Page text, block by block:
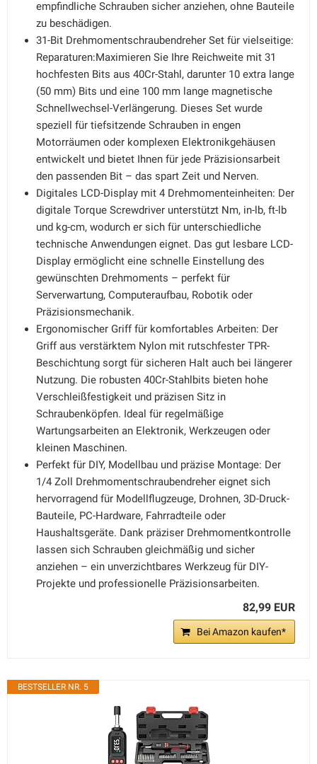
empfindliche Schrauben sicher anziehen, ohne Bauteile
zu beschädigen.
31-Bit Drehmomentschraubendreher Set für vielseitige:
Reparaturen:Maximieren Sie Ihre Reichweite mit 31
hochfesten Bits aus 40Cr-Stahl, darunter 10 extra lange
(50 mm) Bits und eine 100 mm lange magnetische
Schnellwechsel-Verlängerung. Dieses Set wurde
speziell für tiefsitzende Schrauben in engen
Motorräumen oder komplexen Elektronikgehäusen
entwickelt und bietet Ihnen für jede Präzisionsarbeit
den passenden Bit – das spart Zeit und Nerven.
Digitales LCD-Display mit 4 Drehmomenteinheiten: Der
digitale Torque Screwdriver unterstützt Nm, in-lb, ft-lb
und kg-cm, wodurch er sich für unterschiedliche
technische Anwendungen eignet. Das gut lesbare LCD-
Display ermöglicht eine schnelle Einstellung des
gewünschten Drehmoments – perfekt für
Serverwartung, Computeraufbau, Robotik oder
Präzisionsmechanik.
Ergonomischer Griff für komfortables Arbeiten: Der
Griff aus verstärktem Nylon mit rutschfester TPR-
Beschichtung sorgt für sicheren Halt auch bei längerer
Nutzung. Die robusten 40Cr-Stahlbits bieten hohe
Verschleißfestigkeit und präzisen Sitz in
Schraubenköpfen. Ideal für regelmäßige
Wartungsarbeiten an Elektronik, Werkzeugen oder
kleinen Maschinen.
Perfekt für DIY, Modellbau und präzise Montage: Der
1/4 Zoll Drehmomentschraubendreher eignet sich
hervorragend für Modellflugzeuge, Drohnen, 3D-Druck-
Bauteile, PC-Hardware, Fahrradteile oder
Haushaltsgeräte. Dank präziser Drehmomentkontrolle
lassen sich Schrauben gleichmäßig und sicher
anziehen – ein unverzichtbares Werkzeug für DIY-
Projekte und professionelle Präzisionsarbeiten.
82,99 EUR
Bei Amazon kaufen*
BESTSELLER NR. 5